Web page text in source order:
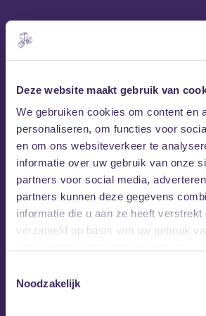
Deze website maakt gebruik van
We gebruiken cookies om content en
personaliseren, om functies voor
en om ons websiteverkeer te
informatie over uw gebruik van onze
partners voor social media,
partners kunnen deze gegevens
informatie die u aan ze heeft verstrekt
verzameld op basis van uw gebruik
Noodzakelijk
Lily Meola
Opgegroeid op het eiland Maui,
haar album ‘Heartbreak Rodeo’ de
genre en geografie. Het is een album
op scherpe songwriting en Meola’s
organische Amerikaanse muziek.
Americana sfeer en pophooks,
als eenzame ruiter, bereid om haar
Het nummer ‘Daydream’ bereikte de
27 verschillende landen en werd de